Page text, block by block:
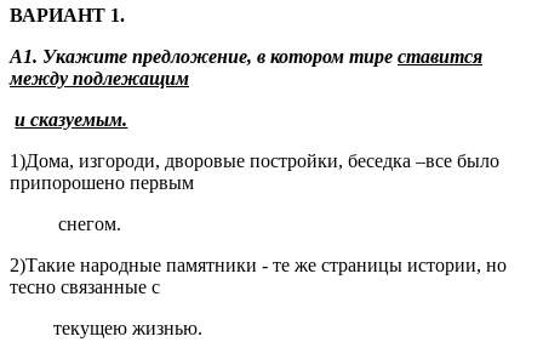
ВАРИАНТ 1.
А1. Укажите предложение, в котором тире ставится
между подле­жащим
и сказуемым.
1)Дома, изгороди, дворовые постройки, беседка –все было
припорошено первым
снегом.
2)Такие народные памятники - те же страницы истории, но
тесно связанные с
текущею жизнью.